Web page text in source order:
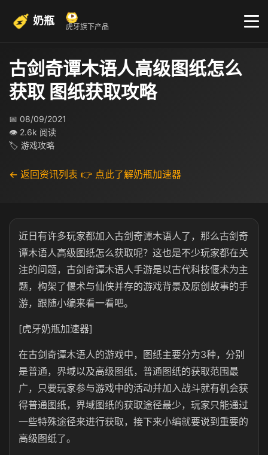
奶瓶 虎牙旗下产品
古剑奇谭木语人高级图纸怎么
获取 图纸获取攻略
📅 08/09/2021
👁 2.6k 阅读
🏷 游戏攻略
← 返回资讯列表 👉 点此了解奶瓶加速器
近日有许多玩家都加入古剑奇谭木语人了，那么古剑奇
谭木语人高级图纸怎么获取呢？这也是不少玩家都在关
注的问题，古剑奇谭木语人手游是以古代科技偃术为主
题，构架了偃术与仙侠并存的游戏背景及原创故事的手
游，跟随小编来看一看吧。
[虎牙奶瓶加速器]
在古剑奇谭木语人的游戏中，图纸主要分为3种，分别
是普通，界域以及高级图纸，普通图纸的获取范围最
广，只要玩家参与游戏中的活动并加入战斗就有机会获
得普通图纸，界域图纸的获取途径最少，玩家只能通过
一些特殊途径来进行获取，接下来小编就要说到重要的
高级图纸了。